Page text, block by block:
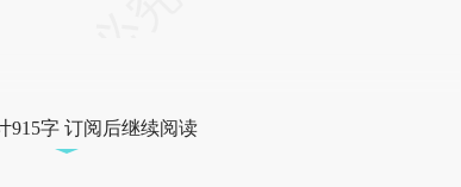
915字 订阅后继续阅读